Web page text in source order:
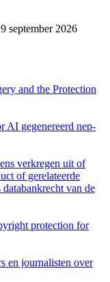
and the Protection
AI gegenereerd nep-
verkregen uit of
of gerelateerde
van de
protection for
en journalisten over